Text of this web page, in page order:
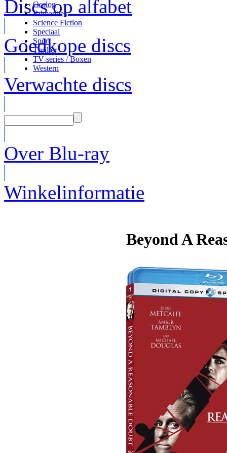
Discs op alfabet
Goedkope discs
Verwachte discs
Over Blu-ray
Winkelinformatie
Oorlog
Romantiek
Science Fiction
Speciaal
Sport
Thriller
TV-series / Boxen
Western
Beyond A